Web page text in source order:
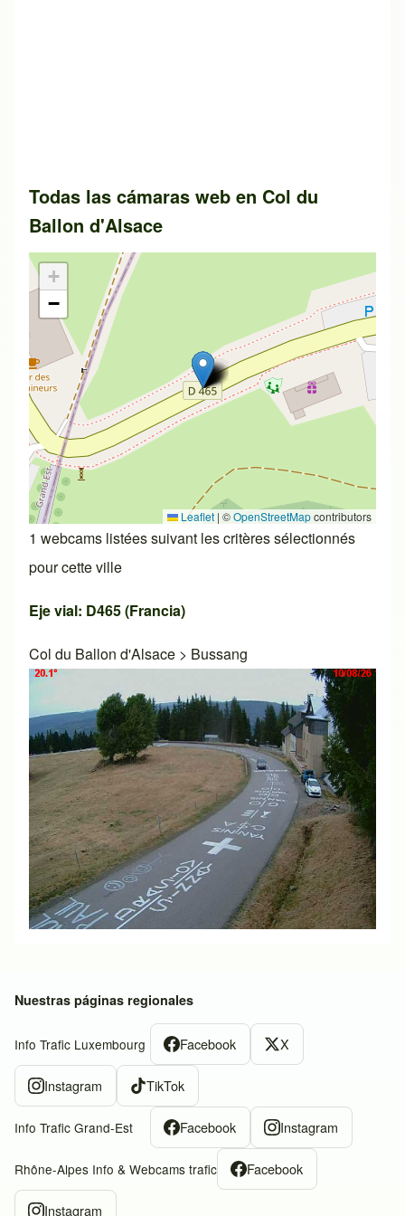
Todas las cámaras web en Col du
Ballon d'Alsace
+
−
Leaflet | ©OpenStreetMapcontributors
1 webcams listées suivant les critères sélectionnés
pour cette ville
Eje vial: D465 (Francia)
Col du Ballon d'Alsace > Bussang
Nuestras páginas regionales
Info Trafic Luxembourg Facebook X
Instagram TikTok
Info Trafic Grand-Est Facebook Instagram
Rhône-Alpes Info & Webcams trafic Facebook
Instagram